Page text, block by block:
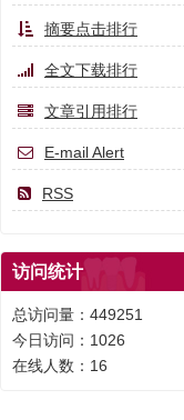
摘要点击排行
全文下载排行
文章引用排行
E-mail Alert
RSS
访问统计
总访问量： 449251
今日访问： 1026
在线人数： 16